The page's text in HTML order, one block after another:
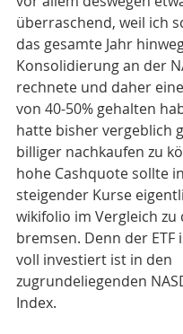
überraschend, weil ich
das gesamte Jahr
Konsolidierung an der
rechnete und daher
von 40-50% gehalten
hatte bisher vergeblich
billiger nachkaufen zu
hohe Cashquote sollte
steigender Kurse
wikifolio im Vergleich zu
bremsen. Denn der ETF
voll investiert ist in den
zugrundeliegenden
Index.